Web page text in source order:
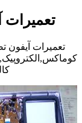
تعمیرات آیفون